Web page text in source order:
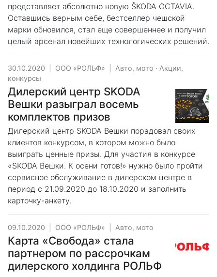
представляет абсолютно новую ŠKODA OCTAVIA.
Оставшись верным себе, бестселлер чешской
марки обновился, стал еще совершеннее и получил
целый арсенал новейших технологических решений.
30.10.2020 ООО «РОЛЬФ» Авто, мото · Акции,
конкурсы
Дилерский центр SKODA
Вешки разыграл восемь
комплектов призов
Дилерский центр SKODA Вешки порадовал своих
клиентов конкурсом, в котором можно было
выиграть ценные призы. Для участия в конкурсе
«SKODA Вешки. К осени готов!» нужно было пройти
сервисное обслуживание в дилерском центре в
период с 21.09.2020 до 18.10.2020 и заполнить
карточку-анкету.
09.10.2020 ООО «РОЛЬФ» Авто, мото
Карта «Свобода» стала
партнером по рассрочкам
дилерского холдинга РОЛЬФ